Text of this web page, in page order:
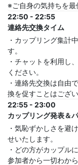
※ご自身の気持ちを最
22:50 - 22:55
連絡先交換タイム
・カップリング集計
す。
・チャットを利用し
ください。
・連絡先交換は自由
換を促すことはござ
22:55 - 23:00
カップリング発表＆
・気恥ずかしさを避
せいたします。
・どの方がカップル
参加者から一切わか